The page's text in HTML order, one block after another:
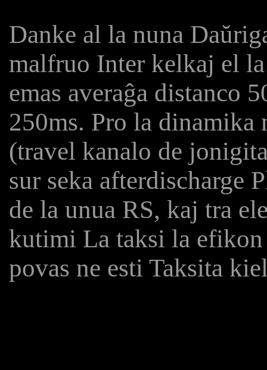
Danke al la nuna
malfruo Inter kelkaj el
emas averaĝa distanco
250ms. Pro la dinamika
(travel kanalo de
sur seka afterdischarge
de la unua RS, kaj tra
kutimi La taksi la
povas ne esti Taksita